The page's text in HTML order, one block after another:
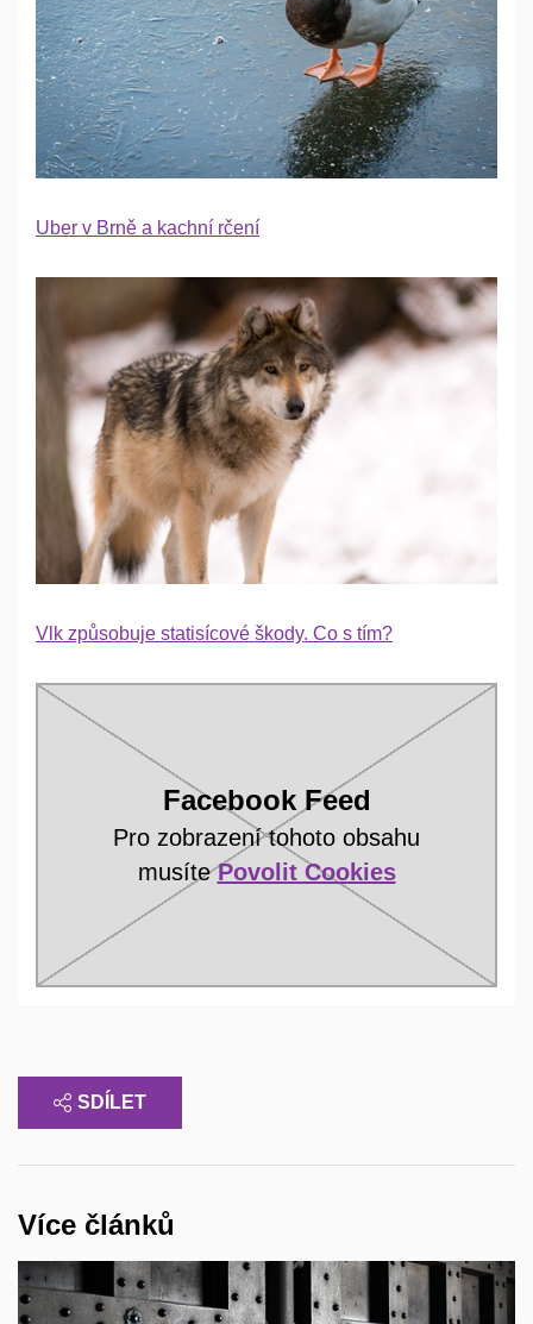
Uber v Brně a kachní rčení
Vlk způsobuje statisícové škody. Co s tím?
Facebook Feed
Pro zobrazení tohoto obsahu
musítePovolit Cookies
SDÍLET
Více článků